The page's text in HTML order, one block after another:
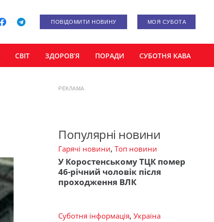
ПОВІДОМИТИ НОВИНУ МОЯ СУБОТА
СВІТ ЗДОРОВ’Я ПОРАДИ СУБОТНЯ КАВА
РЕКЛАМА
Популярні новини
Гарячі новини, Топ новини
У Коростенському ТЦК помер
46-річний чоловік після
проходження ВЛК
Суботня інформація, Україна